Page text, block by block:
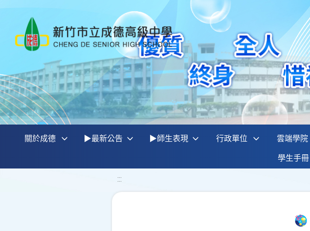
關於成德 ▶最新公告 ▶師生表現 行政單位 雲端學院
學生手冊
:::